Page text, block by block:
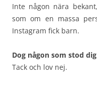
Inte någon nära
som om en massa
Instagram fick barn.
Dog någon som stod
Tack och lov nej.